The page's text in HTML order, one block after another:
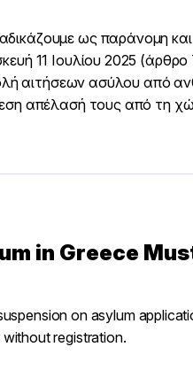
ως παράνομη και
11 Ιουλίου 2025
αιτήσεων ασύλου από
απέλασή τους από τη
in Greece
on asylum
registration.